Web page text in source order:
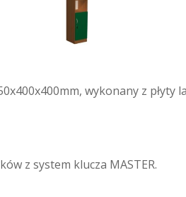
wykonany z płyty
z system klucza MASTER.